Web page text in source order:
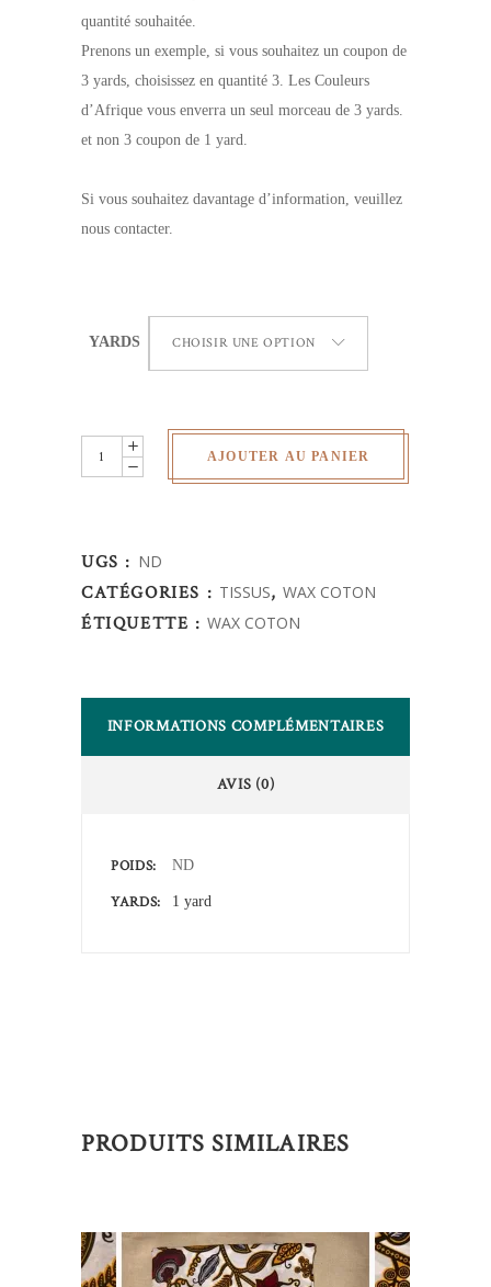
quantité souhaitée.
Prenons un exemple, si vous souhaitez un coupon de
3 yards, choisissez en quantité 3. Les Couleurs
d’Afrique vous enverra un seul morceau de 3 yards.
et non 3 coupon de 1 yard.
Si vous souhaitez davantage d’information, veuillez
nous contacter.
YARDS CHOISIR UNE OPTION
Wax
Africain
AJOUTER AU PANIER
UGS : ND
CATÉGORIES : TISSUS,WAX COTON
ÉTIQUETTE :WAX COTON
INFORMATIONS COMPLÉMENTAIRES
AVIS (0)
POIDS ND
YARDS 1 yard
PRODUITS SIMILAIRES